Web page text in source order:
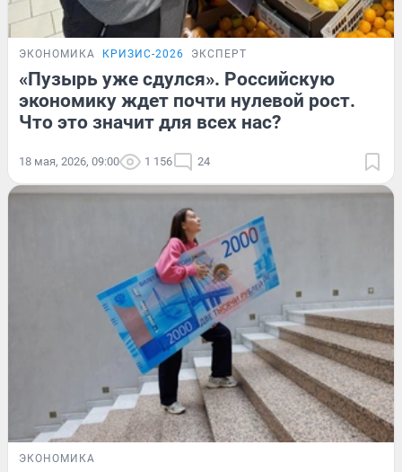
ЭКОНОМИКА КРИЗИС-2026 ЭКСПЕРТ
«Пузырь уже сдулся». Российскую
экономику ждет почти нулевой рост.
Что это значит для всех нас?
18 мая, 2026, 09:00 1 156 24
ЭКОНОМИКА